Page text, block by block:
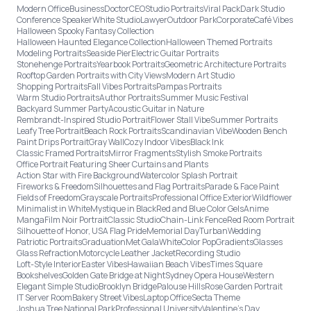
Modern OfficeBusinessDoctorCEOStudio PortraitsViral PackDark Studio
Conference SpeakerWhite StudioLawyerOutdoor ParkCorporateCafé Vibes
Halloween Spooky Fantasy Collection
Halloween Haunted Elegance CollectionHalloween Themed Portraits
Modeling PortraitsSeaside PierElectric Guitar Portraits
Stonehenge PortraitsYearbook PortraitsGeometric Architecture Portraits
Rooftop Garden Portraits with City ViewsModern Art Studio
Shopping PortraitsFall Vibes PortraitsPampas Portraits
Warm Studio PortraitsAuthor PortraitsSummer Music Festival
Backyard Summer PartyAcoustic Guitar in Nature
Rembrandt-Inspired Studio PortraitFlower Stall VibeSummer Portraits
Leafy Tree PortraitBeach Rock PortraitsScandinavian VibeWooden Bench
Paint Drips PortraitGray WallCozy Indoor VibesBlack Ink
Classic Framed PortraitsMirror FragmentsStylish Smoke Portraits
Office Portrait Featuring Sheer Curtains and Plants
Action Star with Fire BackgroundWatercolor Splash Portrait
Fireworks & FreedomSilhouettes and Flag PortraitsParade & Face Paint
Fields of FreedomGrayscale PortraitsProfessional Office ExteriorWildflower
Minimalist in WhiteMystique in BlackRed and Blue Color GelsAnime
MangaFilm Noir PortraitClassic StudioChain-Link FenceRed Room Portrait
Silhouette of Honor, USA Flag PrideMemorial DayTurbanWedding
Patriotic PortraitsGraduationMet GalaWhiteColor PopGradientsGlasses
Glass RefractionMotorcycle Leather JacketRecording Studio
Loft-Style InteriorEaster VibesHawaiian Beach VibesTimes Square
BookshelvesGolden Gate Bridge at NightSydney Opera HouseWestern
Elegant Simple StudioBrooklyn BridgePalouse HillsRose Garden Portrait
IT Server RoomBakery Street VibesLaptop OfficeSecta Theme